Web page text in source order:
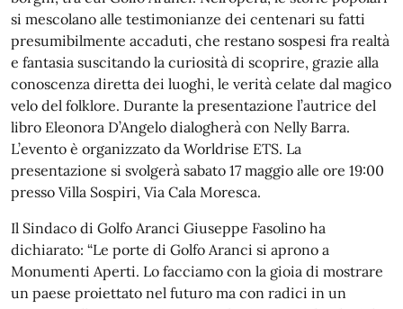
si mescolano alle testimonianze dei centenari su fatti
presumibilmente accaduti, che restano sospesi fra realtà
e fantasia suscitando la curiosità di scoprire, grazie alla
conoscenza diretta dei luoghi, le verità celate dal magico
velo del folklore. Durante la presentazione l’autrice del
libro Eleonora D’Angelo dialogherà con Nelly Barra.
L’evento è organizzato da Worldrise ETS. La
presentazione si svolgerà sabato 17 maggio alle ore 19:00
presso Villa Sospiri, Via Cala Moresca.
Il Sindaco di Golfo Aranci Giuseppe Fasolino ha
dichiarato: “Le porte di Golfo Aranci si aprono a
Monumenti Aperti. Lo facciamo con la gioia di mostrare
un paese proiettato nel futuro ma con radici in un